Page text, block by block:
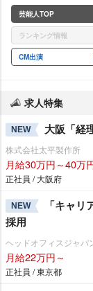
芸能人TOP
ランキング情報
CM出演
求人特集
NEW 大阪「経
株式会社太平製作所
月給30万円～40万
正社員 / 大阪府
NEW
「キャ
採用
ヘッドオフィスジャパ
月給22万円～
正社員 / 東京都